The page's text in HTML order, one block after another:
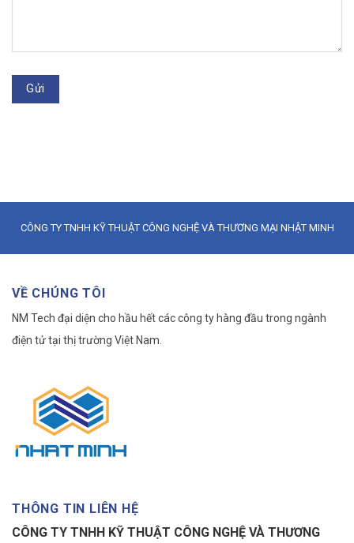
CÔNG TY TNHH KỸ THUẬT CÔNG NGHỆ VÀ THƯƠNG MẠI NHẬT MINH
VỀ CHÚNG TÔI
NM Tech đại diện cho hầu hết các công ty hàng đầu trong ngành
điện tử tại thị trường Việt Nam.
THÔNG TIN LIÊN HỆ
CÔNG TY TNHH KỸ THUẬT CÔNG NGHỆ VÀ THƯƠNG